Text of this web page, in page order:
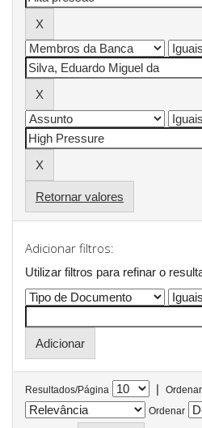
Retornar valores
Adicionar filtros:
Utilizar filtros para refinar o
Resultados/Página |
Ordenar